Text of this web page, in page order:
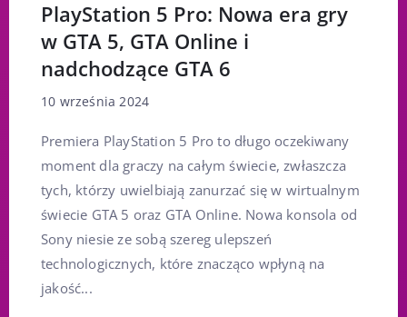
PlayStation 5 Pro: Nowa era gry
w GTA 5, GTA Online i
nadchodzące GTA 6
10 września 2024
Premiera PlayStation 5 Pro to długo oczekiwany
moment dla graczy na całym świecie, zwłaszcza
tych, którzy uwielbiają zanurzać się w wirtualnym
świecie GTA 5 oraz GTA Online. Nowa konsola od
Sony niesie ze sobą szereg ulepszeń
technologicznych, które znacząco wpłyną na
jakość...